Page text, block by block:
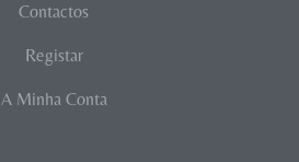
Contactos
Registar
A Minha Conta